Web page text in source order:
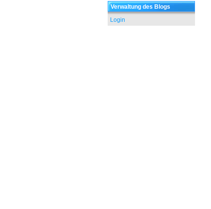
Verwaltung des Blogs
Login